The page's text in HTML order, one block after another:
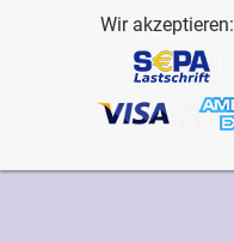
Wir akzeptieren: